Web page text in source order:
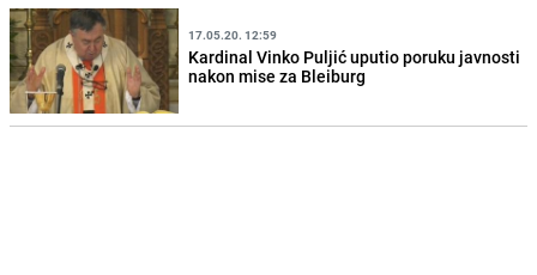
17.05.20. 12:59
Kardinal Vinko Puljić uputio poruku javnosti
nakon mise za Bleiburg